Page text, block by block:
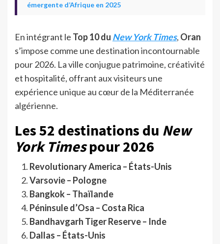
émergente d’Afrique en 2025
En intégrant le Top 10 du New York Times, Oran
s’impose comme une destination incontournable
pour 2026. La ville conjugue patrimoine, créativité
et hospitalité, offrant aux visiteurs une
expérience unique au cœur de la Méditerranée
algérienne.
Les 52 destinations du New
York Timespour 2026
Revolutionary America – États-Unis
Varsovie – Pologne
Bangkok – Thaïlande
Péninsule d’Osa – Costa Rica
Bandhavgarh Tiger Reserve – Inde
Dallas – États-Unis